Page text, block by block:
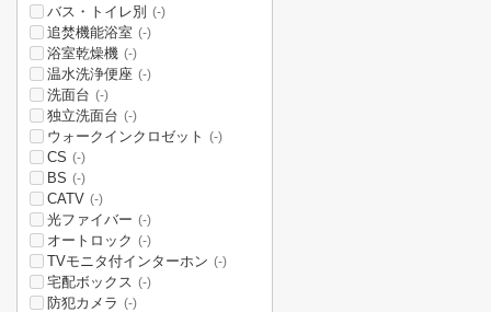
バス・トイレ別 (-)
追焚機能浴室 (-)
浴室乾燥機 (-)
温水洗浄便座 (-)
洗面台 (-)
独立洗面台 (-)
ウォークインクロゼット (-)
CS (-)
BS (-)
CATV (-)
光ファイバー (-)
オートロック (-)
TVモニタ付インターホン (-)
宅配ボックス (-)
防犯カメラ (-)